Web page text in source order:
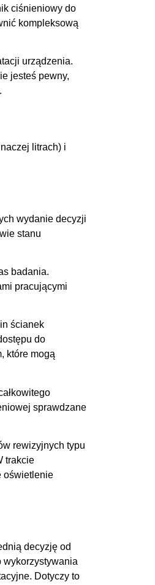
ciśnieniowy do
kompleksową
urządzenia.
jesteś pewny,
litrach) i
wydanie decyzji
stanu
badania.
pracującymi
ścianek
do
które mogą
sprawdzane
rewizyjnych typu
trakcie
oświetlenie
decyzję od
wykorzystywania
Dotyczy to